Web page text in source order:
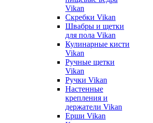
Vikan
Скребки Vikan
Швабры и щетки
для пола Vikan
Кулинарные кисти
Vikan
Ручные щетки
Vikan
Ручки Vikan
Настенные
крепления и
держатели Vikan
Ерши Vikan